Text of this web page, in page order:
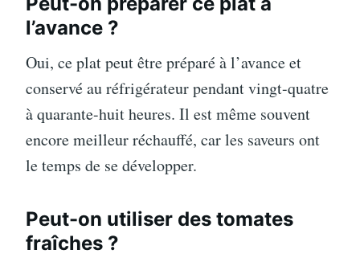
l’avance ?
Oui, ce plat peut être préparé à l’avance et
conservé au réfrigérateur pendant vingt-quatre
à quarante-huit heures. Il est même souvent
encore meilleur réchauffé, car les saveurs ont
le temps de se développer.
Peut-on utiliser des tomates
fraîches ?